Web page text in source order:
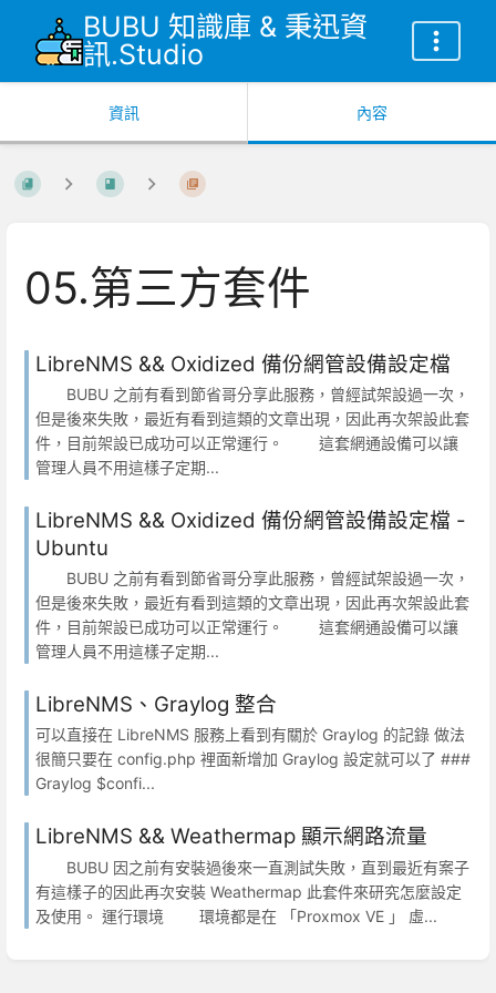
BUBU 知識庫 & 秉迅資
訊.Studio
資訊 內容
05.第三方套件
LibreNMS && Oxidized 備份網管設備設定檔
BUBU 之前有看到節省哥分享此服務，曾經試架設過一次，
但是後來失敗，最近有看到這類的文章出現，因此再次架設此套
件，目前架設已成功可以正常運行。 這套網通設備可以讓
管理人員不用這樣子定期...
LibreNMS && Oxidized 備份網管設備設定檔 -
Ubuntu
BUBU 之前有看到節省哥分享此服務，曾經試架設過一次，
但是後來失敗，最近有看到這類的文章出現，因此再次架設此套
件，目前架設已成功可以正常運行。 這套網通設備可以讓
管理人員不用這樣子定期...
LibreNMS、Graylog 整合
可以直接在 LibreNMS 服務上看到有關於 Graylog 的記錄 做法
很簡只要在 config.php 裡面新增加 Graylog 設定就可以了 ###
Graylog $confi...
LibreNMS && Weathermap 顯示網路流量
BUBU 因之前有安裝過後來一直測試失敗，直到最近有案子
有這樣子的因此再次安裝 Weathermap 此套件來研究怎麼設定
及使用。 運行環境 環境都是在 「Proxmox VE 」 虛...